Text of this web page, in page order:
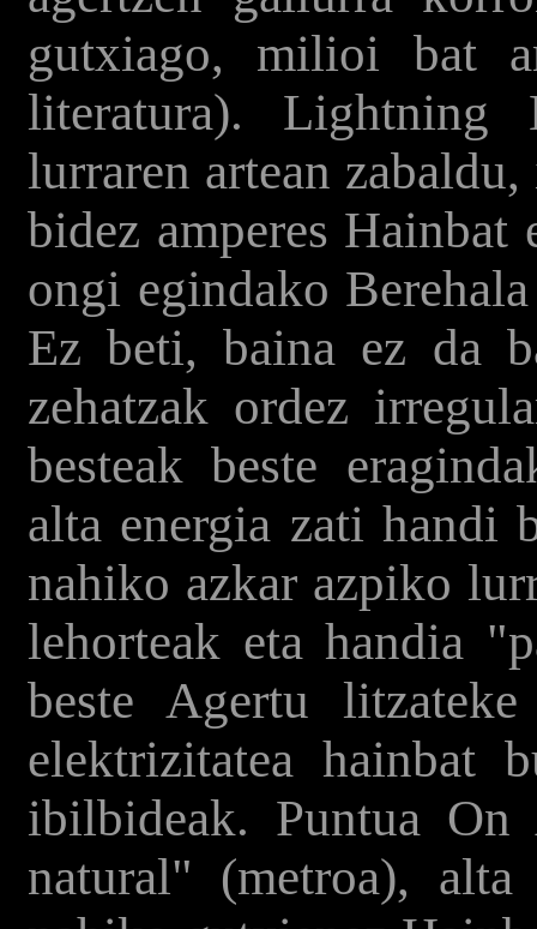
gutxiago, milioi bat
literatura).
lurraren artean
bidez amperes Hainbat
ongi egindako
Ez beti, baina ez da
zehatzak ordez
besteak beste
alta energia zati handi
nahiko azkar azpiko
lehorteak eta handia
beste Agertu
elektrizitatea hainbat
ibilbideak. Puntua
natural" (metroa),